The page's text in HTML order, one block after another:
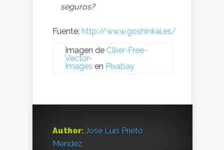
seguros?
Fuente: http://www.goshinkai.es/
Imagen de Clker-Free-
Vector-
Images en Pixabay
Author: Jose Luis Prieto
Mendez